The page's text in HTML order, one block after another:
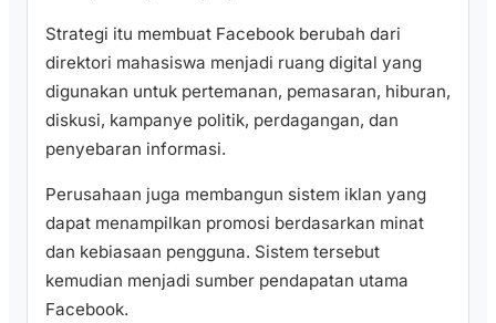
Strategi itu membuat Facebook berubah dari
direktori mahasiswa menjadi ruang digital yang
digunakan untuk pertemanan, pemasaran, hiburan,
diskusi, kampanye politik, perdagangan, dan
penyebaran informasi.
Perusahaan juga membangun sistem iklan yang
dapat menampilkan promosi berdasarkan minat
dan kebiasaan pengguna. Sistem tersebut
kemudian menjadi sumber pendapatan utama
Facebook.